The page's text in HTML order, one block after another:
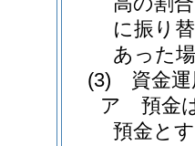
に振り
あった
(3)
資金
ア
預金
預金と